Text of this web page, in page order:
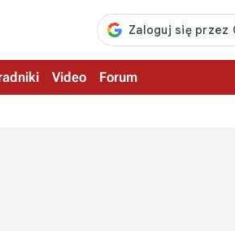
Video Forum